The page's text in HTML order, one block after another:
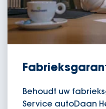
Behoudt uw
Service autoDaan